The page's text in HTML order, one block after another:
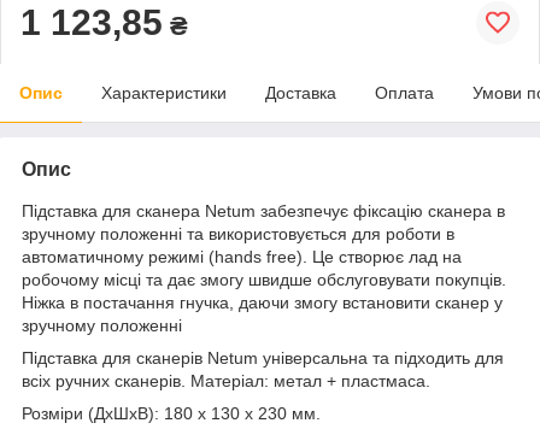
1 123,85 ₴
Опис Характеристики Доставка Оплата Умови
Опис
Підставка для сканера Netum забезпечує фіксацію сканера в
зручному положенні та використовується для роботи в
автоматичному режимі (hands free). Це створює лад на
робочому місці та дає змогу швидше обслуговувати покупців.
Ніжка в постачання гнучка, даючи змогу встановити сканер у
зручному положенні
Підставка для сканерів Netum універсальна та підходить для
всіх ручних сканерів. Матеріал: метал + пластмаса.
Розміри (ДхШхВ): 180 х 130 х 230 мм.